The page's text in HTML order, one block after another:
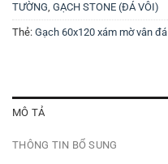
TƯỜNG, GẠCH STONE (ĐÁ VÔI)
Thẻ: Gạch 60x120 xám mờ vân đá
MÔ TẢ
THÔNG TIN BỔ SUNG